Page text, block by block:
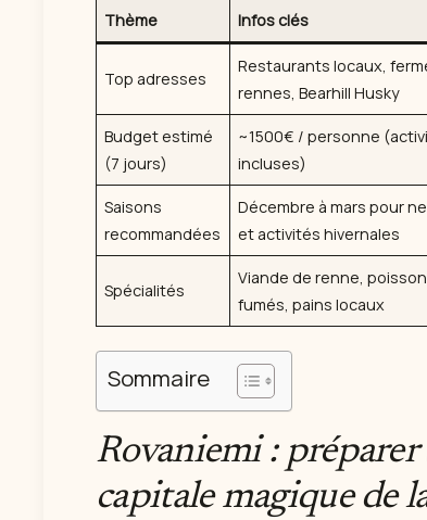
Thème Infos clés
Top adresses
Restaurants locaux,
rennes, Bearhill Husky
Budget estimé
(7 jours)
~1500€ / personne
incluses)
Saisons
recommandées
Décembre à mars pour
et activités hivernales
Spécialités
Viande de renne,
fumés, pains locaux
Sommaire
Rovaniemi : préparer
capitale magique de